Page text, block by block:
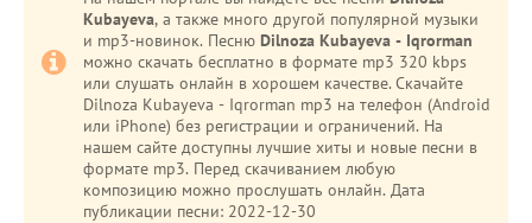
Kubayeva, а также много другой популярной музыки
и mp3-новинок. Песню Dilnoza Kubayeva - Iqrorman
можно скачать бесплатно в формате mp3 320 kbps
или слушать онлайн в хорошем качестве. Скачайте
Dilnoza Kubayeva - Iqrorman mp3 на телефон (Android
или iPhone) без регистрации и ограничений. На
нашем сайте доступны лучшие хиты и новые песни в
формате mp3. Перед скачиванием любую
композицию можно прослушать онлайн. Дата
публикации песни: 2022-12-30